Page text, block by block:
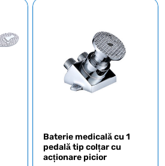
Baterie medicală cu 1
pedală tip colțar cu
acționare picior